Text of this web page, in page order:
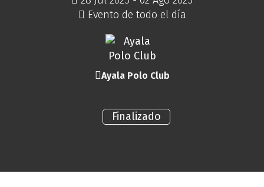
Finalizado
Evento de todo el día
Ayala Polo Club